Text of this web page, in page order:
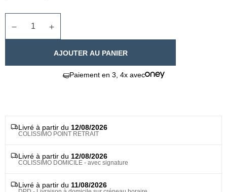
AJOUTER AU PANIER
Paiement en 3, 4x avec
Livré à partir du 12/08/2026
COLISSIMO POINT RETRAIT
Livré à partir du 12/08/2026
COLISSIMO DOMICILE - avec signature
Livré à partir du 11/08/2026